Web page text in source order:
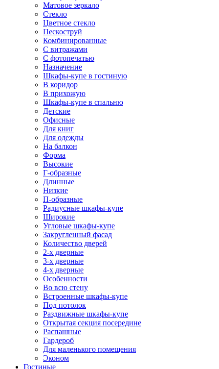
Матовое зеркало
Стекло
Цветное стекло
Пескоструй
Комбинированные
С витражами
С фотопечатью
Назначение
Шкафы-купе в гостиную
В коридор
В прихожую
Шкафы-купе в спальню
Детские
Офисные
Для книг
Для одежды
На балкон
Форма
Высокие
Г-образные
Длинные
Низкие
П-образные
Радиусные шкафы-купе
Широкие
Угловые шкафы-купе
Закругленный фасад
Количество дверей
2-х дверные
3-х дверные
4-х дверные
Особенности
Во всю стену
Встроенные шкафы-купе
Под потолок
Раздвижные шкафы-купе
Открытая секция посередине
Распашные
Гардероб
Для маленького помещения
Эконом
Гостиные